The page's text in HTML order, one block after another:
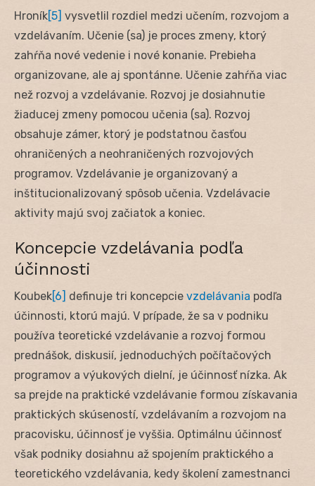
Hroník[5] vysvetlil rozdiel medzi učením, rozvojom a
vzdelávaním. Učenie (sa) je proces zmeny, ktorý
zahŕňa nové vedenie i nové konanie. Prebieha
organizovane, ale aj spontánne. Učenie zahŕňa viac
než rozvoj a vzdelávanie. Rozvoj je dosiahnutie
žiaducej zmeny pomocou učenia (sa). Rozvoj
obsahuje zámer, ktorý je podstatnou časťou
ohraničených a neohraničených rozvojových
programov. Vzdelávanie je organizovaný a
inštitucionalizovaný spôsob učenia. Vzdelávacie
aktivity majú svoj začiatok a koniec.
Koncepcie vzdelávania podľa
účinnosti
Koubek[6] definuje tri koncepcie vzdelávania podľa
účinnosti, ktorú majú. V prípade, že sa v podniku
používa teoretické vzdelávanie a rozvoj formou
prednášok, diskusií, jednoduchých počítačových
programov a výukových dielní, je účinnosť nízka. Ak
sa prejde na praktické vzdelávanie formou získavania
praktických skúseností, vzdelávaním a rozvojom na
pracovisku, účinnosť je vyššia. Optimálnu účinnosť
však podniky dosiahnu až spojením praktického a
teoretického vzdelávania, kedy školení zamestnanci